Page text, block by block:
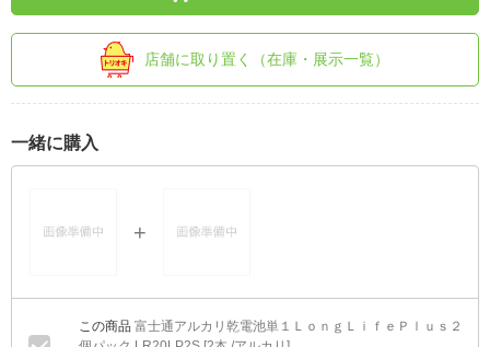
店舗に取り置く（在庫・展示一覧）
一緒に購入
富士通アルカリ乾電池単１ＬｏｎｇＬｉｆｅＰｌｕｓ２